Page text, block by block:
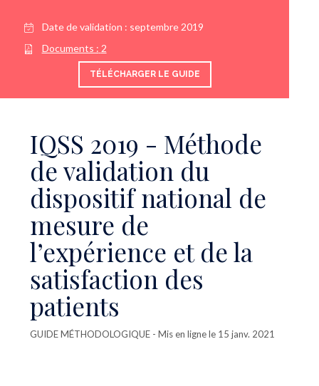
Date de validation : septembre 2019
Documents : 2
TÉLÉCHARGER LE GUIDE
IQSS 2019 - Méthode
de validation du
dispositif national de
mesure de
l’expérience et de la
satisfaction des
patients
GUIDE MÉTHODOLOGIQUE - Mis en ligne le 15 janv. 2021